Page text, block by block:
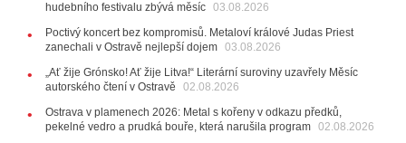
17:06
Zpěvačka Tanja vydala nové EP Plamen VIDEO
10:02
Kapela Midnight v Rádiu Ostravan: Od minulého
21.07.2026
hudebního festivalu zbývá měsíc 03.08.2026
Poctivý koncert bez kompromisů. Metaloví králové Judas Priest
zanechali v Ostravě nejlepší dojem 03.08.2026
„Ať žije Grónsko! Ať žije Litva!“ Literární suroviny uzavřely Měsíc
autorského čtení v Ostravě
02.08.2026
Ostrava v plamenech 2026: Metal s kořeny v odkazu předků,
pekelné vedro a prudká bouře, která narušila program 02.08.2026